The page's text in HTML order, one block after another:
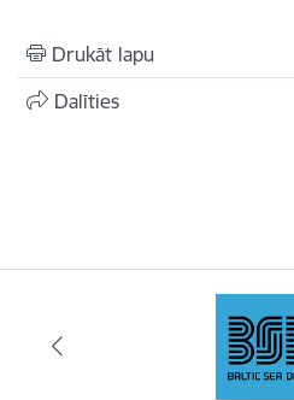
Drukāt lapu
Dalīties